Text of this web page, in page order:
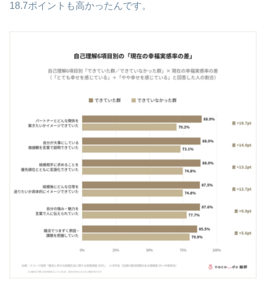
18.7ポイントも高かったんです。